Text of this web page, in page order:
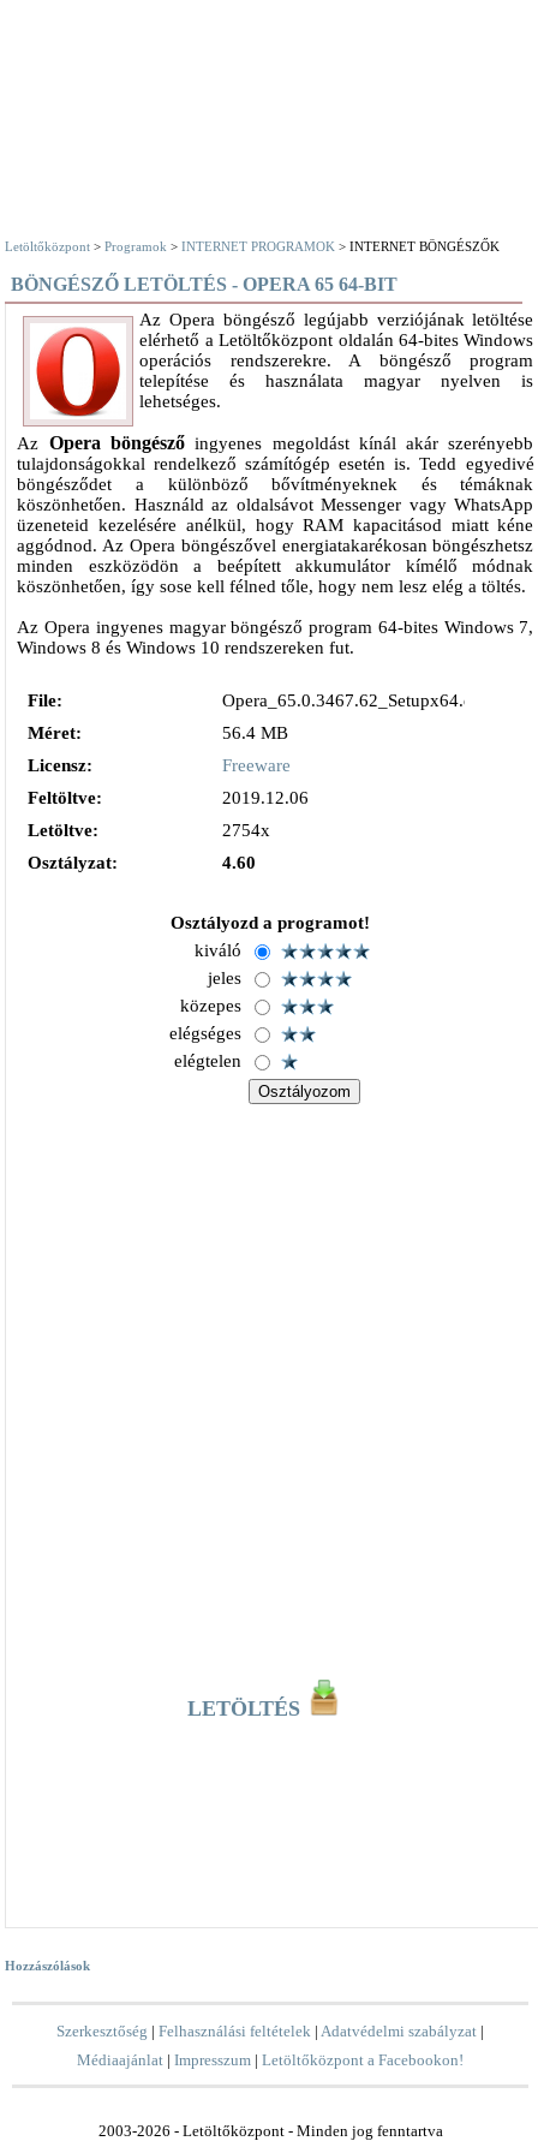
Letöltőközpont >Programok >INTERNET PROGRAMOK > INTERNET BÖNGÉSZŐK
BÖNGÉSZŐ LETÖLTÉS - OPERA 65 64-BIT
Az Opera böngésző legújabb verziójának letöltése
elérhető a Letöltőközpont oldalán 64-bites Windows
operációs rendszerekre. A böngésző program
telepítése és használata magyar nyelven is
lehetséges.
Az Opera böngésző ingyenes megoldást kínál akár szerényebb
tulajdonságokkal rendelkező számítógép esetén is. Tedd egyedivé
böngésződet a különböző bővítményeknek és témáknak
köszönhetően. Használd az oldalsávot Messenger vagy WhatsApp
üzeneteid kezelésére anélkül, hogy RAM kapacitásod miatt kéne
aggódnod. Az Opera böngészővel energiatakarékosan böngészhetsz
minden eszközödön a beépített akkumulátor kímélő módnak
köszönhetően, így sose kell félned tőle, hogy nem lesz elég a töltés.
Az Opera ingyenes magyar böngésző program 64-bites Windows 7,
Windows 8 és Windows 10 rendszereken fut.
File:
Opera_65.0.3467.62_Setupx64.exe
Méret:
56.4 MB
Licensz:
Freeware
Feltöltve:
2019.12.06
Letöltve:
2754x
Osztályzat:
4.60
Osztályozd a programot!
kiváló
jeles
közepes
elégséges
elégtelen
LETÖLTÉS
Hozzászólások
Szerkesztőség |Felhasználási feltételek |Adatvédelmi szabályzat |
Médiaajánlat |Impresszum |Letöltőközpont a Facebookon!
2003-2026 - Letöltőközpont - Minden jog fenntartva